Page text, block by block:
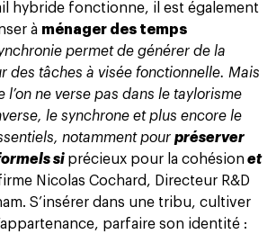
hybride fonctionne, il est également
à ménager des temps
permet de générer de la
des tâches à visée fonctionnelle. Mais
l’on ne verse pas dans le taylorisme
le synchrone et plus encore le
notamment pour préserver
si précieux pour la cohésionet
Nicolas Cochard, Directeur R&D
S’insérer dans une tribu, cultiver
parfaire son identité :